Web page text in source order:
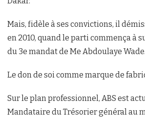
Mais, fidèle à ses convictions, il
en 2010, quand le parti commença à
du 3e mandat de Me Abdoulaye Wade.
Le don de soi comme marque de
Sur le plan professionnel, ABS est
Mandataire du Trésorier général au